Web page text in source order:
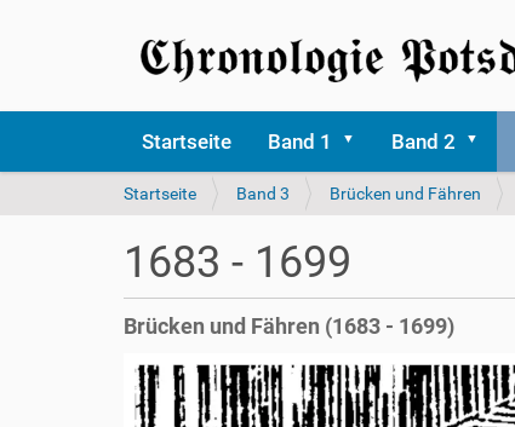
Startseite Band 1 Band 2
S
d
Startseite Band 3 Brücken und Fähren
1683 - 1699
Brücken und Fähren (1683 - 1699)